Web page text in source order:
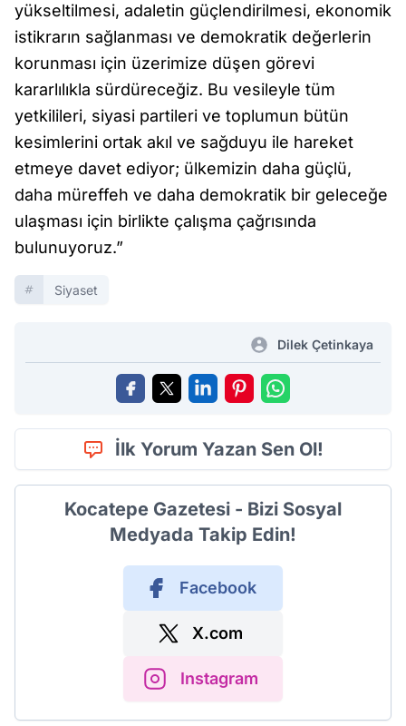
yükseltilmesi, adaletin güçlendirilmesi, ekonomik
istikrarın sağlanması ve demokratik değerlerin
korunması için üzerimize düşen görevi
kararlılıkla sürdüreceğiz. Bu vesileyle tüm
yetkilileri, siyasi partileri ve toplumun bütün
kesimlerini ortak akıl ve sağduyu ile hareket
etmeye davet ediyor; ülkemizin daha güçlü,
daha müreffeh ve daha demokratik bir geleceğe
ulaşması için birlikte çalışma çağrısında
bulunuyoruz.”
Siyaset
Dilek Çetinkaya
İlk Yorum Yazan Sen Ol!
Kocatepe Gazetesi - Bizi Sosyal
Medyada Takip Edin!
Facebook
X.com
Instagram